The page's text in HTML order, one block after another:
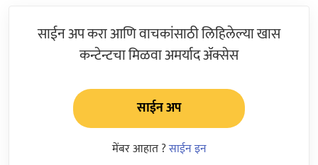
साईन अप करा आणि वाचकांसाठी लिहिलेल्या खास
कन्टेन्टचा मिळवा अमर्याद ॲक्सेस
साईन अप
मेंबर आहात ?साईन इन